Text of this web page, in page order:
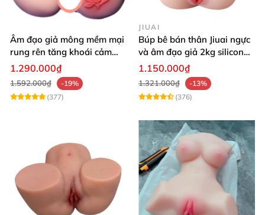
Âm đạo giả mông mềm mại
rung rên tăng khoái cảm
thủ dâm dễ dàng thoải mái
1.290.000₫
1.592.000₫
-19%
(377)
JIUAI
Búp bê bán thân Jiuai ngực
và âm đạo giả 2kg silicon
nguyên khối cao cấp
1.150.000₫
1.321.000₫
-13%
(376)